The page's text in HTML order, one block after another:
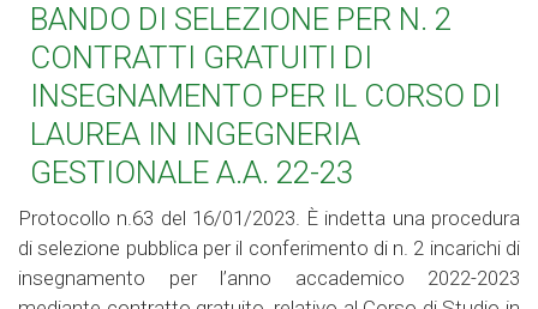
BANDO DI SELEZIONE PER N. 2
CONTRATTI GRATUITI DI
INSEGNAMENTO PER IL CORSO DI
LAUREA IN INGEGNERIA
GESTIONALE A.A. 22-23
Protocollo n.63 del 16/01/2023. È indetta una procedura
di selezione pubblica per il conferimento di n. 2 incarichi di
insegnamento per l’anno accademico 2022-2023